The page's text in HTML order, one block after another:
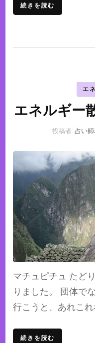
続きを読む
エ
エネルギー
投稿者: 占い師
マチュピチュ たど
りました。 団体で
行こうと、あれこ
続きを読む